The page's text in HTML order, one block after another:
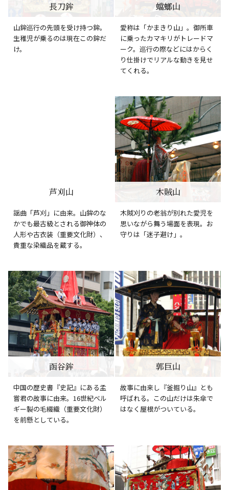
長刀鉾
山鉾巡行の先頭を受け持つ鉾。
生稚児が乗るのは現在この鉾だ
け。
蟷螂山
愛称は「かまきり山」。御所車
に乗ったカマキリがトレードマ
ーク。巡行の際などにはからく
り仕掛けでリアルな動きを見せ
てくれる。
芦刈山
謡曲「芦刈」に由来。山鉾のな
かでも最古級とされる御神体の
人形や古衣装（重要文化財）、
貴重な染織品を蔵する。
木賊山
木賊刈りの老翁が別れた愛児を
思いながら舞う場面を表現。お
守りは「迷子避け」。
函谷鉾
中国の歴史書『史記』にある孟
嘗君の故事に由来。16世紀ベル
ギー製の毛綴織（重要文化財）
を前懸としている。
郭巨山
故事に由来し『釜掘り山』とも
呼ばれる。この山だけは朱傘で
はなく屋根がついている。